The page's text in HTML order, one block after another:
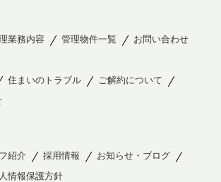
業務内容 管理物件一覧 お問い合わせ
住まいのトラブル
ご解約について
紹介 採用情報
お知らせ・ブログ
情報保護方針